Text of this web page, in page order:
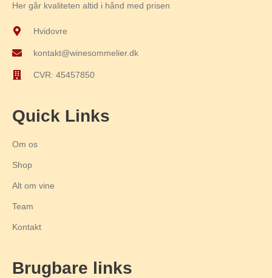
Her går kvaliteten altid i hånd med prisen
Hvidovre
kontakt@winesommelier.dk
CVR: 45457850
Quick Links
Om os
Shop
Alt om vine
Team
Kontakt
Brugbare links